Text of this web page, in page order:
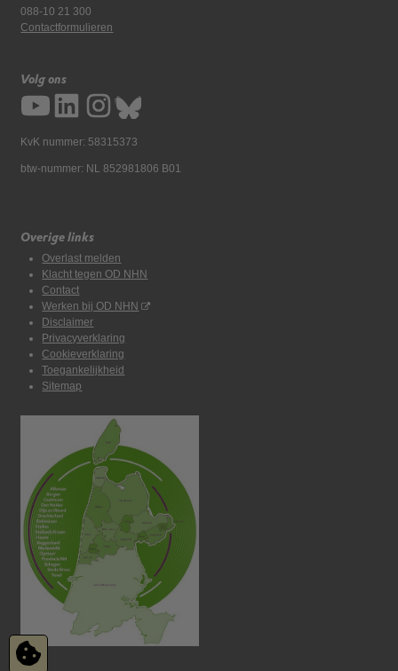
088-10 21 300
Contactformulieren
Volg ons
KvK nummer: 58315373
btw-nummer: NL 852981806 B01
Overige links
Overlast melden
Klacht tegen OD NHN
Contact
Werken bij OD NHN
Disclaimer
Privacyverklaring
Cookieverklaring
Toegankelijkheid
Sitemap